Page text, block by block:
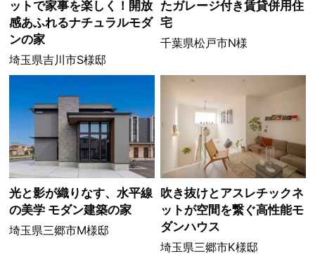
ットで家事を楽しく！開放
感あふれるナチュラルモダ
ンの家
埼玉県吉川市S様邸
たガレージ付き賃貸併用住
宅
千葉県松戸市N様
光と影が織りなす、水平線
の美学 モダン建築の家
埼玉県三郷市M様邸
吹き抜けとアスレチックネ
ットが空間を繋ぐ高性能モ
ダンハウス
埼玉県三郷市K様邸